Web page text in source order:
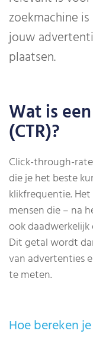
zoekmachine
jouw
plaatsen.
Wat is
(CTR)?
Click-through-
die je het beste
klikfrequentie.
mensen die – na
ook
Dit getal wordt
van advertenties
te meten.
Hoe bereken je